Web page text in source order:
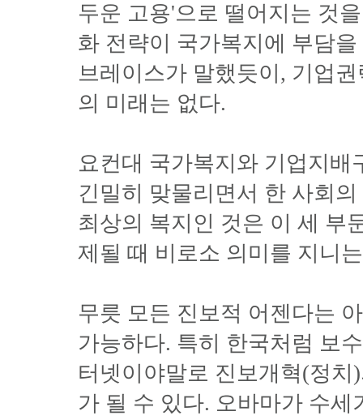
두운 고용'으로 떨어지는 것
화 전략이 국가복지에 부담
브레이스가 말했듯이, 기업
의 미래는 없다.
요컨대 국가복지와 기업지
긴밀히 맞물리면서 한 사회
최상의 복지인 것은 이 세 부
제될 때 비로소 의미를 지니
무릇 모든 진보적 어젠다는
가능하다. 특히 한국처럼 보
터넷이야말로 진보개혁(정
가 될 수 있다. 오바마가 수